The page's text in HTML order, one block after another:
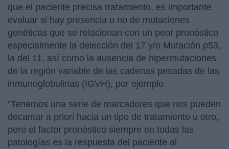
que el paciente precisa tratamiento, es importante
evaluar si hay presencia o no de mutaciones
genéticas que se relacionan con un peor pronóstico
especialmente la delección del 17 y/o Mutación p53,
la del 11, así como la ausencia de hipermutaciones
de la región variable de las cadenas pesadas de las
inmunoglobulinas (IGVH), por ejemplo.
“Tenemos una serie de marcadores que nos pueden
decantar a priori hacia un tipo de tratamiento u otro,
pero el factor pronóstico siempre en todas las
patologías es la respuesta del paciente al